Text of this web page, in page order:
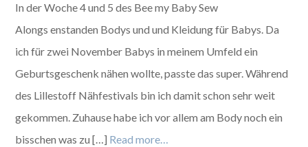
In der Woche 4 und 5 des Bee my Baby Sew
Alongs enstanden Bodys und und Kleidung für Babys. Da
ich für zwei November Babys in meinem Umfeld ein
Geburtsgeschenk nähen wollte, passte das super. Während
des Lillestoff Nähfestivals bin ich damit schon sehr weit
gekommen. Zuhause habe ich vor allem am Body noch ein
bisschen was zu […] Read more…